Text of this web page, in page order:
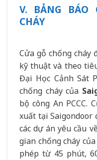
V. BẢNG BÁO
CHÁY
Cửa gỗ chống
kỹ thuật và theo
Đại Học Cảnh Sát
chống cháy của
bộ công An PCCC.
xuất tại Saigondoor
các dự án yêu cầu
gian chống cháy
phép từ 45 phút,